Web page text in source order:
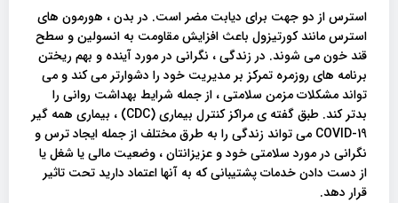
استرس از دو جهت برای دیابت مضر است. در بدن ، هورمون های
استرس مانند کورتیزول باعث افزایش مقاومت به انسولین و سطح
قند خون می شوند. در زندگی ، نگرانی در مورد آینده و بهم ریختن
برنامه های روزمره تمرکز بر مدیریت خود را دشوارتر می کند و می
تواند مشکلات مزمن سلامتی ، از جمله شرایط بهداشت روانی را
بدتر کند. طبق گفته ی مراکز کنترل بیماری (CDC) ، بیماری همه گیر
COVID-19 می تواند زندگی را به طرق مختلف از جمله ایجاد ترس و
نگرانی در مورد سلامتی خود و عزیزانتان ، وضعیت مالی یا شغل یا
از دست دادن خدمات پشتیبانی که به آنها اعتماد دارید تحت تاثیر
قرار دهد.